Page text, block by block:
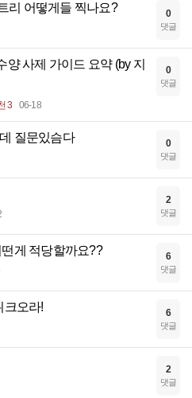
리 어떻게들 찍나요? 0
댓글
양 사제 가이드 요약 (by 지
3 06-18
0
댓글
질문있슴다 0
댓글
2
댓글
게 적당할까요?? 6
댓글
크오라! 6
댓글
2
댓글